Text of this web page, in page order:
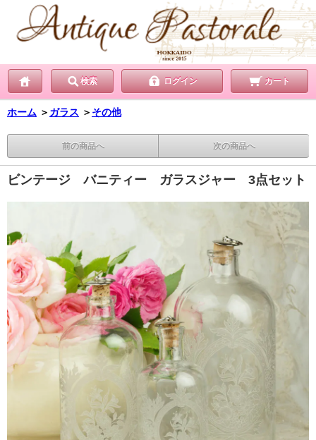
検索 ログイン カート
ホーム ＞ ガラス ＞ その他
前の商品へ 次の商品へ
ビンテージ バニティー ガラスジャー 3点セット